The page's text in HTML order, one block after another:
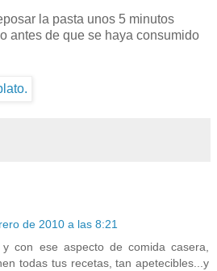
la pasta unos 5 minutos
antes de que se haya consumido
de 2010 a las 8:21
con ese aspecto de comida casera,
todas tus recetas, tan apetecibles...y